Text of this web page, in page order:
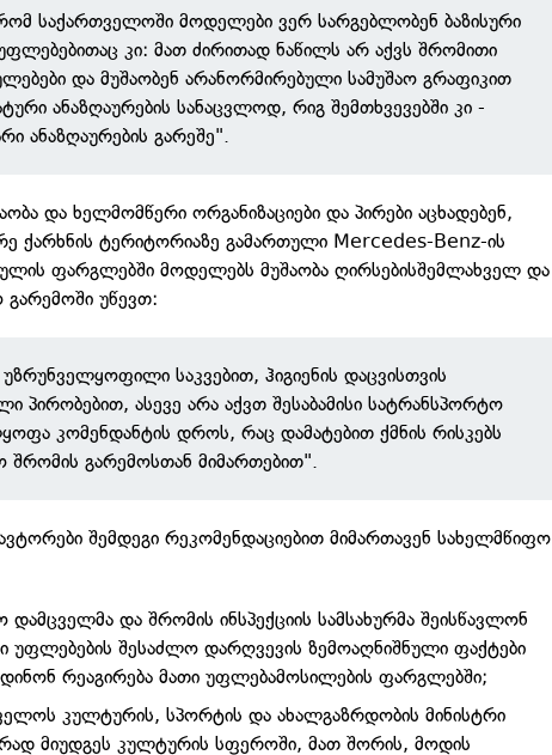
საქართველოში მოდელები ვერ სარგებლობენ ბაზისური
კი: მათ ძირითად ნაწილს არ აქვს შრომითი
და მუშაობენ არანორმირებული სამუშაო გრაფიკით
ანაზღაურების სანაცვლოდ, რიგ შემთხვევებში კი -
ანაზღაურების გარეშე".
და ხელმომწერი ორგანიზაციები და პირები აცხადებენ,
ქარხნის ტერიტორიაზე გამართული Mercedes-Benz-ის
ფარგლებში მოდელებს მუშაობა ღირსებისშემლახველ და
გარემოში უწევთ:
საკვებით, ჰიგიენის დაცვისთვის
პირობებით, ასევე არა აქვთ შესაბამისი სატრანსპორტო
კომენდანტის დროს, რაც დამატებით ქმნის რისკებს
გარემოსთან მიმართებით".
შემდეგი რეკომენდაციებით მიმართავენ სახელმწიფო
დამცველმა და შრომის ინსპექციის სამსახურმა შეისწავლონ
უფლებების შესაძლო დარღვევის ზემოაღნიშნული ფაქტები
რეაგირება მათი უფლებამოსილების ფარგლებში;
კულტურის, სპორტის და ახალგაზრდობის მინისტრი
მიუდგეს კულტურის სფეროში, მათ შორის, მოდის